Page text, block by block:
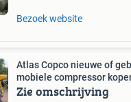
Bezoek website
Atlas Copco nieuwe of
mobiele compressor
Zie omschrijving